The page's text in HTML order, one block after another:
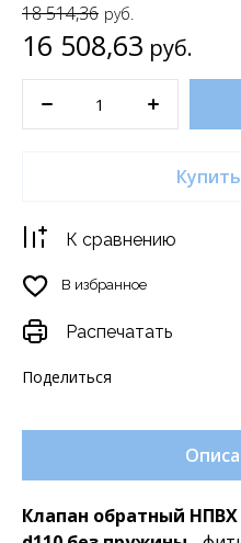
18 514,36 руб.
16 508,63 руб.
К сравнению
В избранное
Поделиться
Распечатать
Клапан обратный